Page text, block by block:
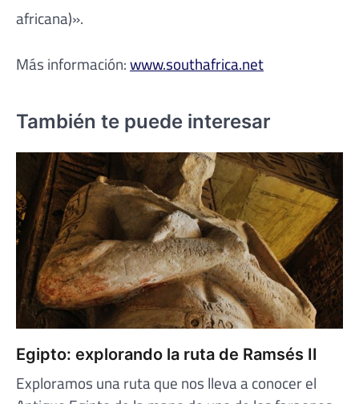
africana)».
Más información:www.southafrica.net
También te puede interesar
Egipto: explorando la ruta de Ramsés II
Exploramos una ruta que nos lleva a conocer el